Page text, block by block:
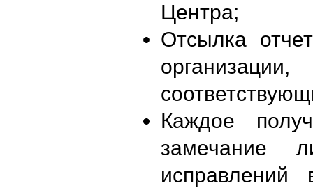
Центра;
Отсылка
Каждое
замечание
исправлений